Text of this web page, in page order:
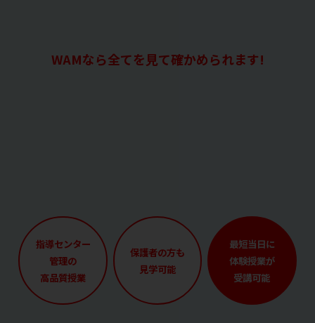
WAMなら全てを見て確かめられます!
指導センター
管理の
高品質授業
保護者の方も
見学可能
最短当日に
体験授業が
受講可能